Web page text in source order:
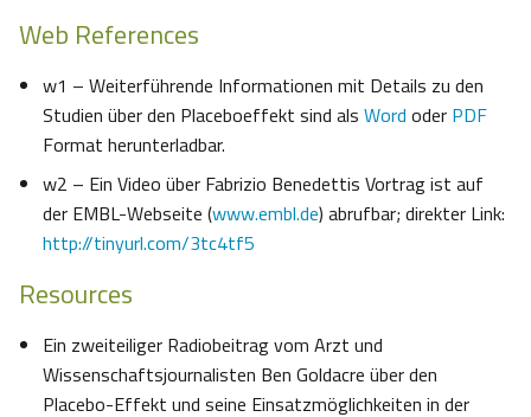
Web References
w1 – Weiterführende Informationen mit Details zu den
Studien über den Placeboeffekt sind als Word oder PDF
Format herunterladbar.
w2 – Ein Video über Fabrizio Benedettis Vortrag ist auf
der EMBL-Webseite (www.embl.de) abrufbar; direkter Link:
http://tinyurl.com/3tc4tf5
Resources
Ein zweiteiliger Radiobeitrag vom Arzt und
Wissenschaftsjournalisten Ben Goldacre über den
Placebo-Effekt und seine Einsatzmöglichkeiten in der